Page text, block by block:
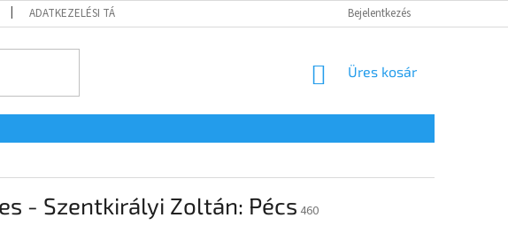
ADATKEZELÉSI TÁJÉKOZTATÓ Bejelentkezés
KOSÁR
Üres kosár
- Szentkirályi Zoltán: Pécs 460